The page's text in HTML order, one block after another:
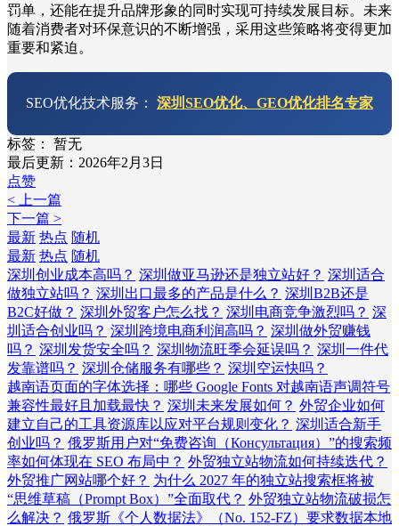
罚单，还能在提升品牌形象的同时实现可持续发展目标。未来
随着消费者对环保意识的不断增强，采用这些策略将变得更加
重要和紧迫。
SEO优化技术服务： 深圳SEO优化、GEO优化排名专家
标签：
暂无
最后更新：2026年2月3日
点赞
< 上一篇
下一篇 >
最新 热点 随机
最新 热点 随机
深圳创业成本高吗？ 深圳做亚马逊还是独立站好？ 深圳适合
做独立站吗？ 深圳出口最多的产品是什么？ 深圳B2B还是
B2C好做？ 深圳外贸客户怎么找？ 深圳电商竞争激烈吗？ 深
圳适合创业吗？ 深圳跨境电商利润高吗？ 深圳做外贸赚钱
吗？ 深圳发货安全吗？ 深圳物流旺季会延误吗？ 深圳一件代
发靠谱吗？ 深圳仓储服务有哪些？ 深圳空运快吗？
越南语页面的字体选择：哪些 Google Fonts 对越南语声调符号
兼容性最好且加载最快？ 深圳未来发展如何？ 外贸企业如何
建立自己的工具资源库以应对平台规则变化？ 深圳适合新手
创业吗？ 俄罗斯用户对“免费咨询（Консультация）”的搜索频
率如何体现在 SEO 布局中？ 外贸独立站物流如何持续迭代？
外贸推广网站哪个好？ 为什么 2027 年的独立站搜索框将被
“思维草稿（Prompt Box）”全面取代？ 外贸独立站物流破损怎
么解决？ 俄罗斯《个人数据法》（No. 152-FZ）要求数据本地